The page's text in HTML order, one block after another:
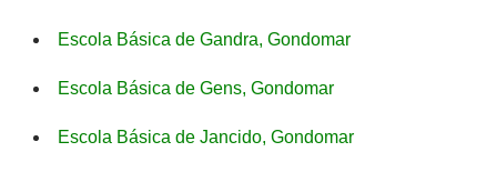
Escola Básica de Gandra, Gondomar
Escola Básica de Gens, Gondomar
Escola Básica de Jancido, Gondomar